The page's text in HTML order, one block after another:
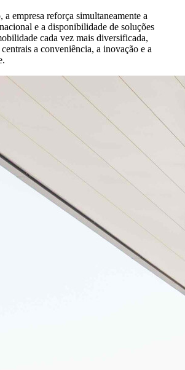
a empresa reforça simultaneamente a
e a disponibilidade de soluções
cada vez mais diversificada,
a conveniência, a inovação e a